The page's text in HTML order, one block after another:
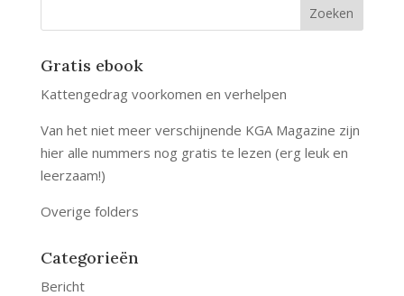
Gratis ebook
Kattengedrag voorkomen en verhelpen
Van het niet meer verschijnende KGA Magazine zijn
hier alle nummers nog gratis te lezen (erg leuk en
leerzaam!)
Overige folders
Categorieën
Bericht